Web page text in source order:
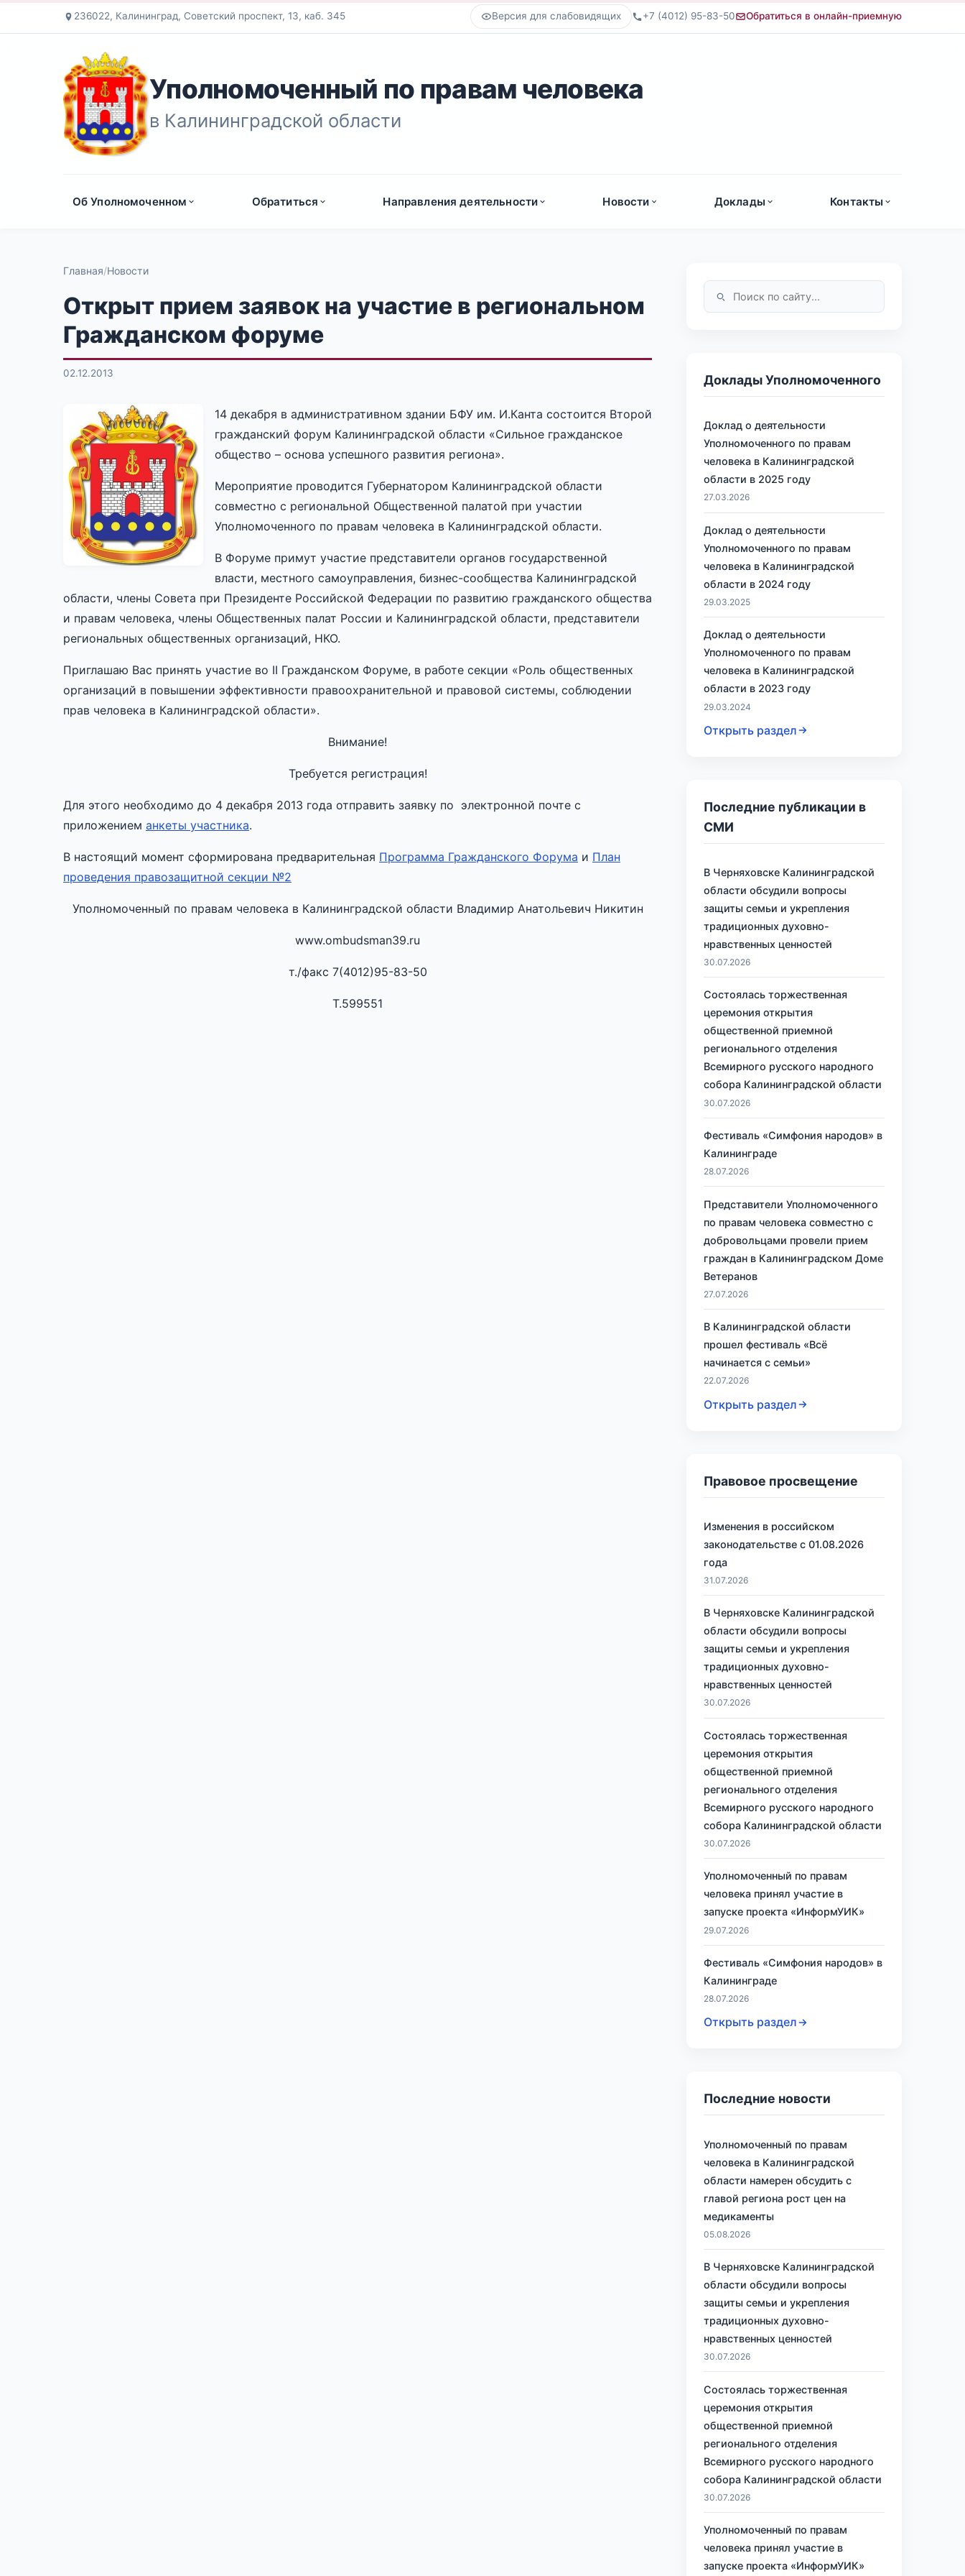
236022, Калининград, Советский проспект, 13, каб. 345 Версия для слабовидящих +7 (4012) 95-83-50 Обратиться в онлайн-приемную
Уполномоченный по правам человека
в Калининградской области
Об Уполномоченном Обратиться Направления деятельности Новости Доклады Контакты
Главная Новости
Открыт прием заявок на участие в региональном
Гражданском форуме
02.12.2013
14 декабря в административном здании БФУ им. И.Канта состоится Второй
гражданский форум Калининградской области «Сильное гражданское
общество – основа успешного развития региона».
Мероприятие проводится Губернатором Калининградской области
совместно с региональной Общественной палатой при участии
Уполномоченного по правам человека в Калининградской области.
В Форуме примут участие представители органов государственной
власти, местного самоуправления, бизнес-сообщества Калининградской
области, члены Совета при Президенте Российской Федерации по развитию гражданского общества
и правам человека, члены Общественных палат России и Калининградской области, представители
региональных общественных организаций, НКО.
Приглашаю Вас принять участие во II Гражданском Форуме, в работе секции «Роль общественных
организаций в повышении эффективности правоохранительной и правовой системы, соблюдении
прав человека в Калининградской области».
Внимание!
Требуется регистрация!
Для этого необходимо до 4 декабря 2013 года отправить заявку по электронной почте с
приложением анкеты участника.
В настоящий момент сформирована предварительная Программа Гражданского Форума и План
проведения правозащитной секции №2
Уполномоченный по правам человека в Калининградской области Владимир Анатольевич Никитин
www.ombudsman39.ru
т./факс 7(4012)95-83-50
Т.599551
Доклады Уполномоченного
Доклад о деятельности
Уполномоченного по правам
человека в Калининградской
области в 2025 году
27.03.2026
Доклад о деятельности
Уполномоченного по правам
человека в Калининградской
области в 2024 году
29.03.2025
Доклад о деятельности
Уполномоченного по правам
человека в Калининградской
области в 2023 году
29.03.2024
Открыть раздел
Последние публикации в
СМИ
В Черняховске Калининградской
области обсудили вопросы
защиты семьи и укрепления
традиционных духовно-
нравственных ценностей
30.07.2026
Состоялась торжественная
церемония открытия
общественной приемной
регионального отделения
Всемирного русского народного
собора Калининградской области
30.07.2026
Фестиваль «Симфония народов» в
Калининграде
28.07.2026
Представители Уполномоченного
по правам человека совместно с
добровольцами провели прием
граждан в Калининградском Доме
Ветеранов
27.07.2026
В Калининградской области
прошел фестиваль «Всё
начинается с семьи»
22.07.2026
Открыть раздел
Правовое просвещение
Изменения в российском
законодательстве с 01.08.2026
года
31.07.2026
В Черняховске Калининградской
области обсудили вопросы
защиты семьи и укрепления
традиционных духовно-
нравственных ценностей
30.07.2026
Состоялась торжественная
церемония открытия
общественной приемной
регионального отделения
Всемирного русского народного
собора Калининградской области
30.07.2026
Уполномоченный по правам
человека принял участие в
запуске проекта «ИнформУИК»
29.07.2026
Фестиваль «Симфония народов» в
Калининграде
28.07.2026
Открыть раздел
Последние новости
Уполномоченный по правам
человека в Калининградской
области намерен обсудить с
главой региона рост цен на
медикаменты
05.08.2026
В Черняховске Калининградской
области обсудили вопросы
защиты семьи и укрепления
традиционных духовно-
нравственных ценностей
30.07.2026
Состоялась торжественная
церемония открытия
общественной приемной
регионального отделения
Всемирного русского народного
собора Калининградской области
30.07.2026
Уполномоченный по правам
человека принял участие в
запуске проекта «ИнформУИК»